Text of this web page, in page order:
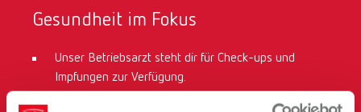
Gesundheit im Fokus
Unser Betriebsarzt steht dir für Check-ups und
Impfungen zur Verfügung.
Genieße ergonomische Arbeitsplätze sowie